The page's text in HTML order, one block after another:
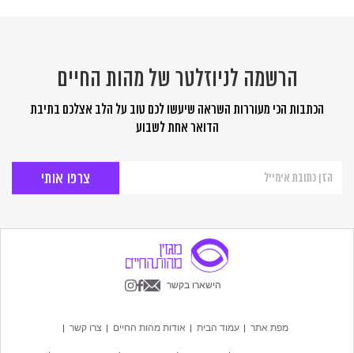
הרשמה לניוזלטר של מהות החיים
הכתבות הכי מעוררות השראה שיעשו לכם טוב על הלב אצלכם בתיבת
הדואר אחת לשבוע
לניוזלטר
החיים
הישארו בקשר
מפת אתר עמוד הבית אודות מהות החיים צרו קשר